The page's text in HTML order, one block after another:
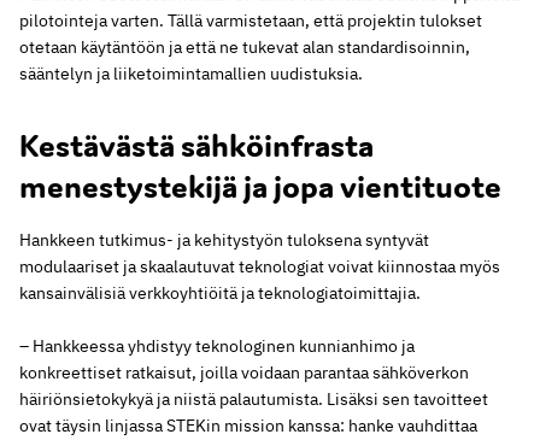
pilotointeja varten. Tällä varmistetaan, että projektin tulokset
otetaan käytäntöön ja että ne tukevat alan standardisoinnin,
sääntelyn ja liiketoimintamallien uudistuksia.
Kestävästä sähköinfrasta
menestystekijä ja jopa vientituote
Hankkeen tutkimus- ja kehitystyön tuloksena syntyvät
modulaariset ja skaalautuvat teknologiat voivat kiinnostaa myös
kansainvälisiä verkkoyhtiöitä ja teknologiatoimittajia.
– Hankkeessa yhdistyy teknologinen kunnianhimo ja
konkreettiset ratkaisut, joilla voidaan parantaa sähköverkon
häiriönsietokykyä ja niistä palautumista. Lisäksi sen tavoitteet
ovat täysin linjassa STEKin mission kanssa: hanke vauhdittaa